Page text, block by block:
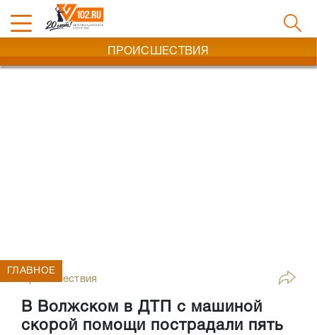
ПРОИСШЕСТВИЯ
Происшествия
В Волжском в ДТП с машиной
скорой помощи пострадали пять
ГЛАВНОЕ